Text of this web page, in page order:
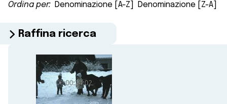
Ordina per: Denominazione [A-Z] Denominazione [Z-A]
Raffina ricerca